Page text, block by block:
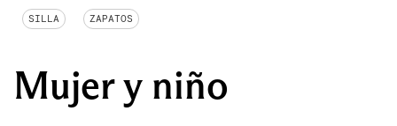
SILLA ZAPATOS
Mujer y niño